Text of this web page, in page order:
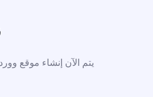
يتم الآن إنشاء موقع